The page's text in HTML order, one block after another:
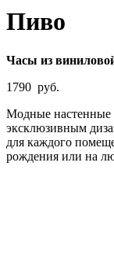
Пиво
Часы из
1790 руб.
Модные настенные
эксклюзивным
для каждого
рождения или на